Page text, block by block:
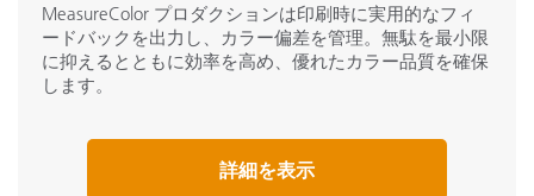
MeasureColor プロダクションは印刷時に実用的なフィ
ードバックを出力し、カラー偏差を管理。無駄を最小限
に抑えるとともに効率を高め、優れたカラー品質を確保
します。
詳細を表示